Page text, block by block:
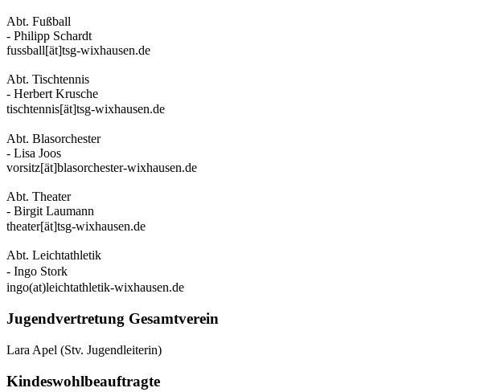
Abt. Fußball
- Philipp Schardt
fussball[ät]tsg-wixhausen.de
Abt. Tischtennis
- Herbert Krusche
tischtennis[ät]tsg-wixhausen.de
Abt. Blasorchester
- Lisa Joos
vorsitz[ät]blasorchester-wixhausen.de
Abt. Theater
- Birgit Laumann
theater[ät]tsg-wixhausen.de
Abt. Leichtathletik
- Ingo Stork
ingo(at)leichtathletik-wixhausen.de
Jugendvertretung Gesamtverein
Lara Apel (Stv. Jugendleiterin)
Kindeswohlbeauftragte